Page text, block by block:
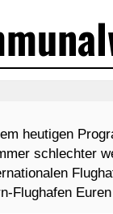
heutigen
schlechter
Flughafen